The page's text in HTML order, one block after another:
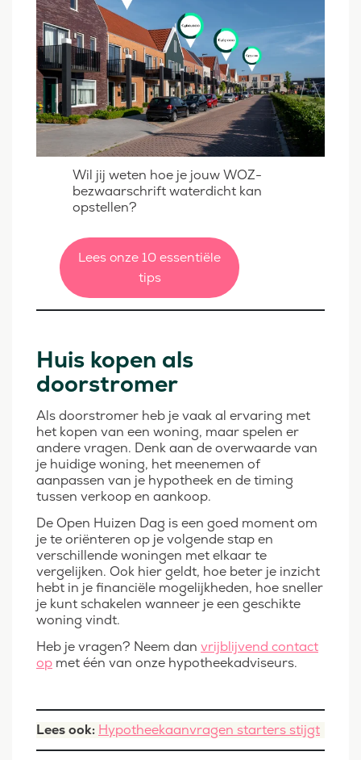
Wil jij weten hoe je jouw WOZ-
bezwaarschrift waterdicht kan
opstellen?
Lees onze 10 essentiële
tips
Huis kopen als
doorstromer
Als doorstromer heb je vaak al ervaring met
het kopen van een woning, maar spelen er
andere vragen. Denk aan de overwaarde van
je huidige woning, het meenemen of
aanpassen van je hypotheek en de timing
tussen verkoop en aankoop.
De Open Huizen Dag is een goed moment om
je te oriënteren op je volgende stap en
verschillende woningen met elkaar te
vergelijken. Ook hier geldt, hoe beter je inzicht
hebt in je financiële mogelijkheden, hoe sneller
je kunt schakelen wanneer je een geschikte
woning vindt.
Heb je vragen? Neem dan vrijblijvend contact
op met één van onze hypotheekadviseurs.
Lees ook: Hypotheekaanvragen starters stijgt